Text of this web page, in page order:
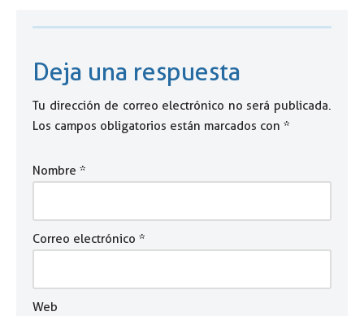
Deja una respuesta
Tu dirección de correo electrónico no será publicada.
Los campos obligatorios están marcados con *
Nombre *
Correo electrónico *
Web